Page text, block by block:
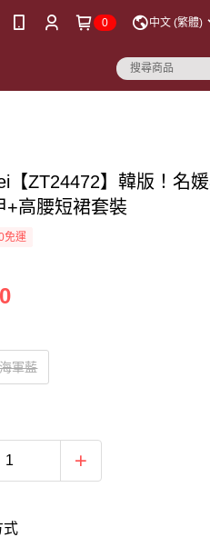
0 中文 (繁體)
【ZT24472】韓版！名
+高腰短裙套裝
免運
海軍藍
式